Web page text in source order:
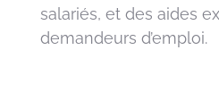
salariés, et des aides
demandeurs d’emploi.